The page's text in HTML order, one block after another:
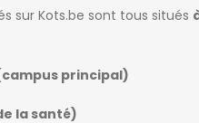
sur Kots.be sont tous situés
principal)
la santé)